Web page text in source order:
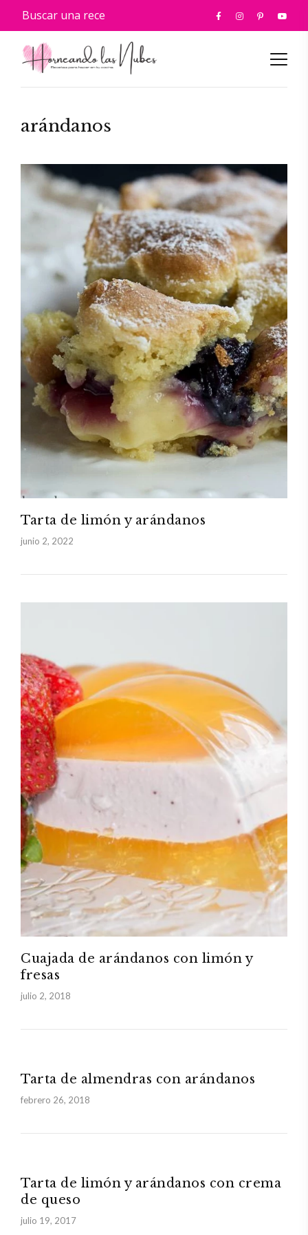
arándanos
Tarta de limón y arándanos
junio 2, 2022
Cuajada de arándanos con limón y
fresas
julio 2, 2018
Tarta de almendras con arándanos
febrero 26, 2018
Tarta de limón y arándanos con crema
de queso
julio 19, 2017